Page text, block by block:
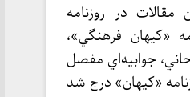
در روزنامه
«كيهان فرهنگي»،
جوابيه‌اي مفصل
«كيهان» درج شد